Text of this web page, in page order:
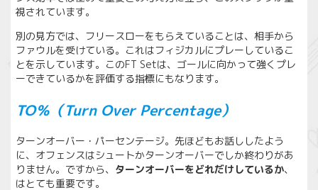
視されています。
別の見方では、フリースローをもらえていることは、相手から
ファウルを受けている。これはフィジカルにプレーしているこ
とを示しています。このFT Setは、ゴールに向かって強くプレ
ーできているかを評価する指標にもなります。
TO％（Turn Over Percentage）
ターンオーバー・パーセンテージ。先ほどもお話ししたよう
に、オフェンスはシュートかターンオーバーでしか終わりがあ
りません。ですから、 ターンオーバーをどれだけしているか、
はとても重要です。